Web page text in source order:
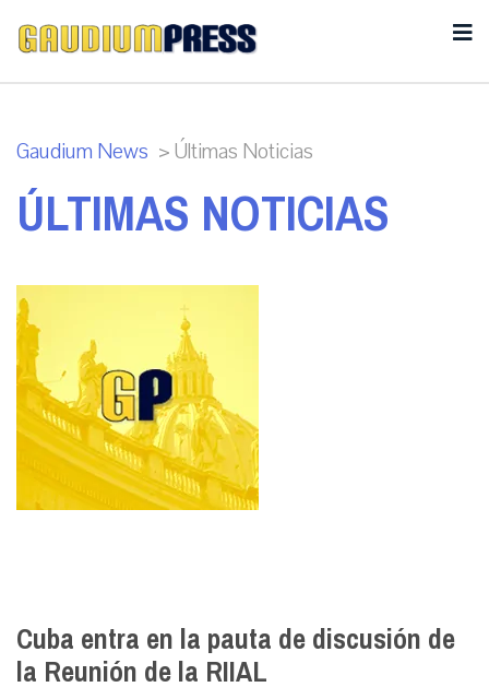
Gaudium News >Últimas Noticias
ÚLTIMAS NOTICIAS
Cuba entra en la pauta de discusión de
la Reunión de la RIIAL